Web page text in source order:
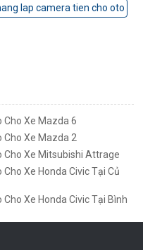
lap camera tien cho oto
Cho Xe Mazda 6
Cho Xe Mazda 2
Cho Xe Mitsubishi Attrage
Xe Honda Civic Tại Củ
Xe Honda Civic Tại Bình